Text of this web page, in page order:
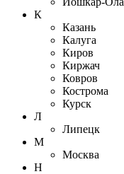
К
Казань
Калуга
Киров
Киржач
Ковров
Кострома
Курск
Л
Липецк
М
Москва
Н